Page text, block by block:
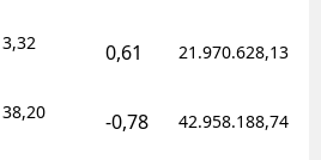
3,32 0,61 21.970.628,13
38,20 -0,78 42.958.188,74